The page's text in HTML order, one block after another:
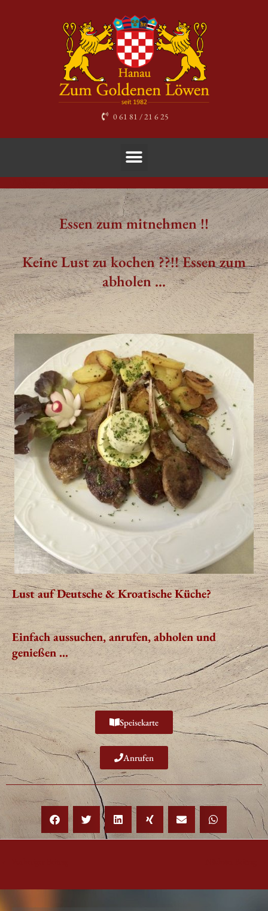
0 61 81 / 21 6 25
Menü
Essen zum mitnehmen !!
Keine Lust zu kochen ??!! Essen zum
abholen ...
Lust auf Deutsche & Kroatische Küche?
Einfach aussuchen, anrufen,abholen und
genießen …
Speisekarte
Anrufen
navigation